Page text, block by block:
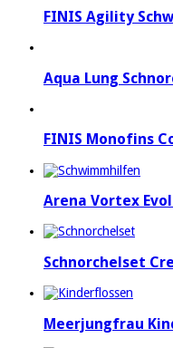
FINIS Agility
Aqua Lung
FINIS Monofins
Arena Vortex
Schnorchelset
Meerjungfrau